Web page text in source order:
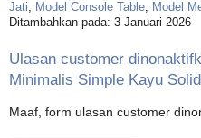
Jati, Model Console Table, Model
Ditambahkan pada: 3 Januari 2026
Ulasan customer
Minimalis Simple Kayu
Maaf, form ulasan customer